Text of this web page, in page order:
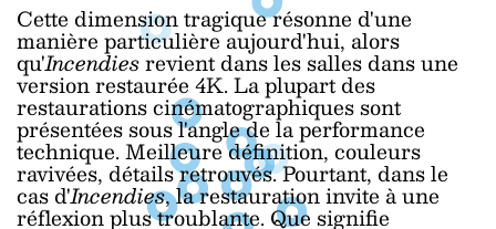
Cette dimension tragique résonne d'une
manière particulière aujourd'hui, alors
qu'Incendiesrevient dans les salles dans une
version restaurée 4K. La plupart des
restaurations cinématographiques sont
présentées sous l'angle de la performance
technique. Meilleure définition, couleurs
ravivées, détails retrouvés. Pourtant, dans le
cas d'Incendies, la restauration invite à une
réflexion plus troublante. Que signifie